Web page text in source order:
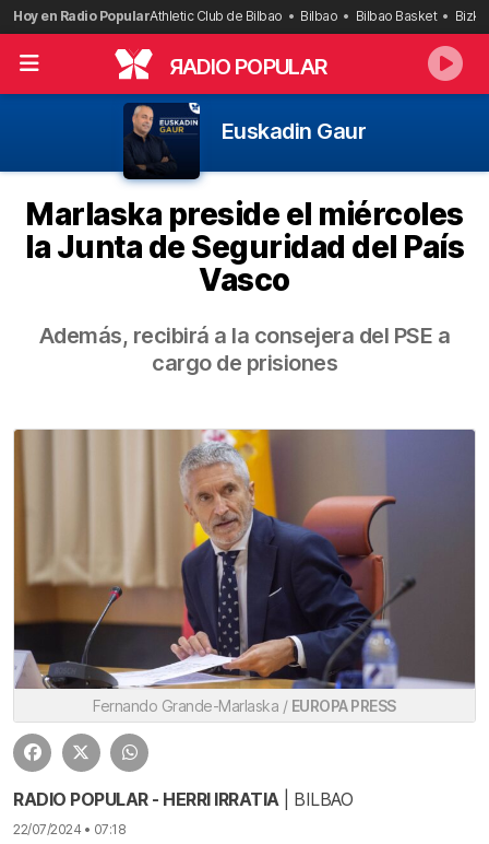
Saltar
al
contenido
Hoy en Radio PopularAthletic Club de Bilbao Bilbao Bilbao Basket
RADIO POPULAR
Euskadin Gaur
Marlaska preside el miércoles
la Junta de Seguridad del País
Vasco
Además, recibirá a la consejera del PSE a
cargo de prisiones
Fernando Grande-Marlaska / EUROPA PRESS
RADIO POPULAR - HERRI IRRATIA| BILBAO
22/07/2024 • 07:18